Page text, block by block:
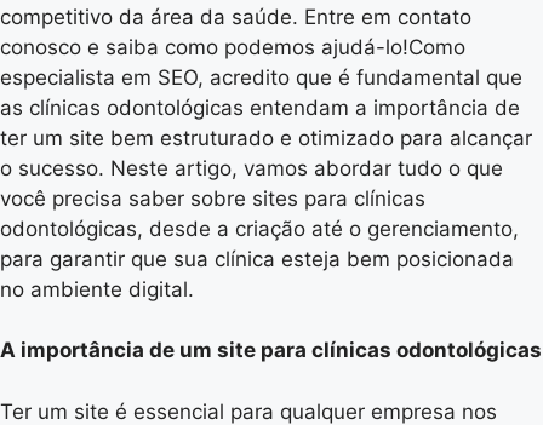
competitivo da área da saúde. Entre em contato
conosco e saiba como podemos ajudá-lo!Como
especialista em SEO, acredito que é fundamental que
as clínicas odontológicas entendam a importância de
ter um site bem estruturado e otimizado para alcançar
o sucesso. Neste artigo, vamos abordar tudo o que
você precisa saber sobre sites para clínicas
odontológicas, desde a criação até o gerenciamento,
para garantir que sua clínica esteja bem posicionada
no ambiente digital.
A importância de um site para clínicas odontológicas
Ter um site é essencial para qualquer empresa nos